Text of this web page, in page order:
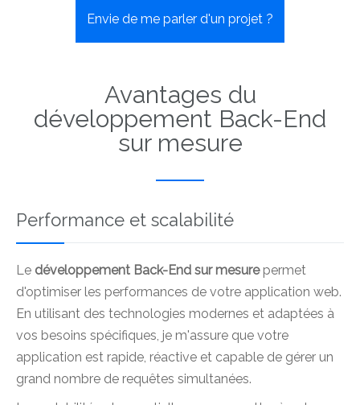
Envie de me parler d'un projet ?
Avantages du
développement Back-End
sur mesure
Performance et scalabilité
Le développement Back-End sur mesurepermet
d'optimiser les performances de votre application web.
En utilisant des technologies modernes et adaptées à
vos besoins spécifiques, je m'assure que votre
application est rapide, réactive et capable de gérer un
grand nombre de requêtes simultanées.